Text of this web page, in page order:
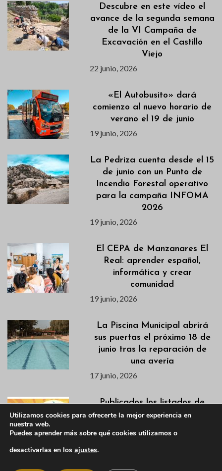
Descubre en este vídeo el
avance de la segunda semana
de la VI Campaña de
Excavación en el Castillo
Viejo
22 junio, 2026
«El Autobusito» dará
comienzo al nuevo horario de
verano el 19 de junio
19 junio, 2026
La Pedriza cuenta desde el 15
de junio con un Punto de
Incendio Forestal operativo
para la campaña INFOMA
2026
19 junio, 2026
El CEPA de Manzanares El
Real: aprender español,
informática y crear
comunidad
19 junio, 2026
La Piscina Municipal abrirá
sus puertas el próximo 18 de
junio tras la reparación de
una avería
17 junio, 2026
Publicados los listados de
admitidas/os para los cursos
campamentos de verano
17 junio, 2026
Utilizamos cookies para ofrecerte la mejor experiencia en
nuestra web.
Puedes aprender más sobre qué cookies utilizamos o
desactivarlas en los ajustes.